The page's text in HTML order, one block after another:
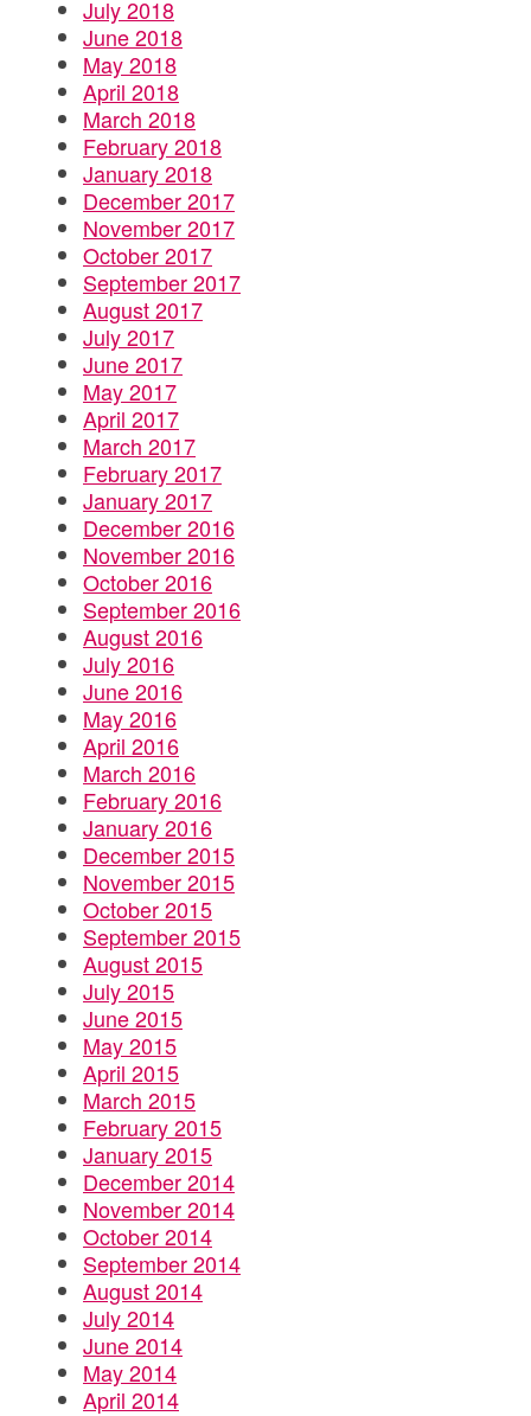
July 2018
June 2018
May 2018
April 2018
March 2018
February 2018
January 2018
December 2017
November 2017
October 2017
September 2017
August 2017
July 2017
June 2017
May 2017
April 2017
March 2017
February 2017
January 2017
December 2016
November 2016
October 2016
September 2016
August 2016
July 2016
June 2016
May 2016
April 2016
March 2016
February 2016
January 2016
December 2015
November 2015
October 2015
September 2015
August 2015
July 2015
June 2015
May 2015
April 2015
March 2015
February 2015
January 2015
December 2014
November 2014
October 2014
September 2014
August 2014
July 2014
June 2014
May 2014
April 2014